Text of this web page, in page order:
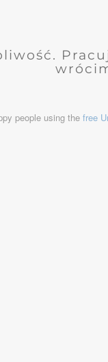
people using the free